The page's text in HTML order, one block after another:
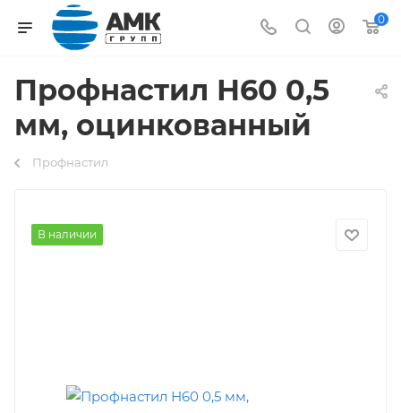
0
Профнастил Н60 0,5
мм, оцинкованный
Профнастил
В наличии